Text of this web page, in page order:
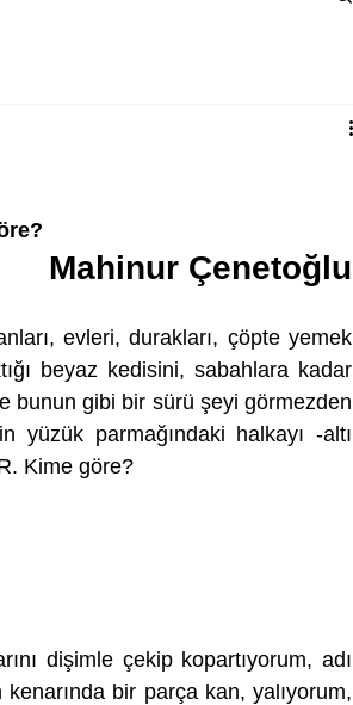
Mahinur Çenetoğlu
evleri, durakları, çöpte yemek
beyaz kedisini, sabahlara kadar
bunun gibi bir sürü şeyi görmezden
yüzük parmağındaki halkayı -altı
Kime göre?
dişimle çekip kopartıyorum, adı
kenarında bir parça kan, yalıyorum,